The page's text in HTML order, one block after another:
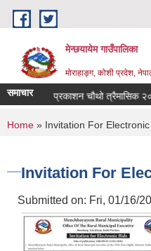
Skip to main content
मेन्छयायेम गाउँपालिका
मोराहाङ्ग, कोशी प्रदेश,
समाचारस्वत प्रकाशन चौथो त्रैमासिक
You are here
Home » Invitation For
Invitation For
Submitted on: Fri, 01/16/